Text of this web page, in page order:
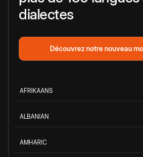
dialectes
Découvrez notre nouveau
AFRIKAANS
ALBANIAN
AMHARIC